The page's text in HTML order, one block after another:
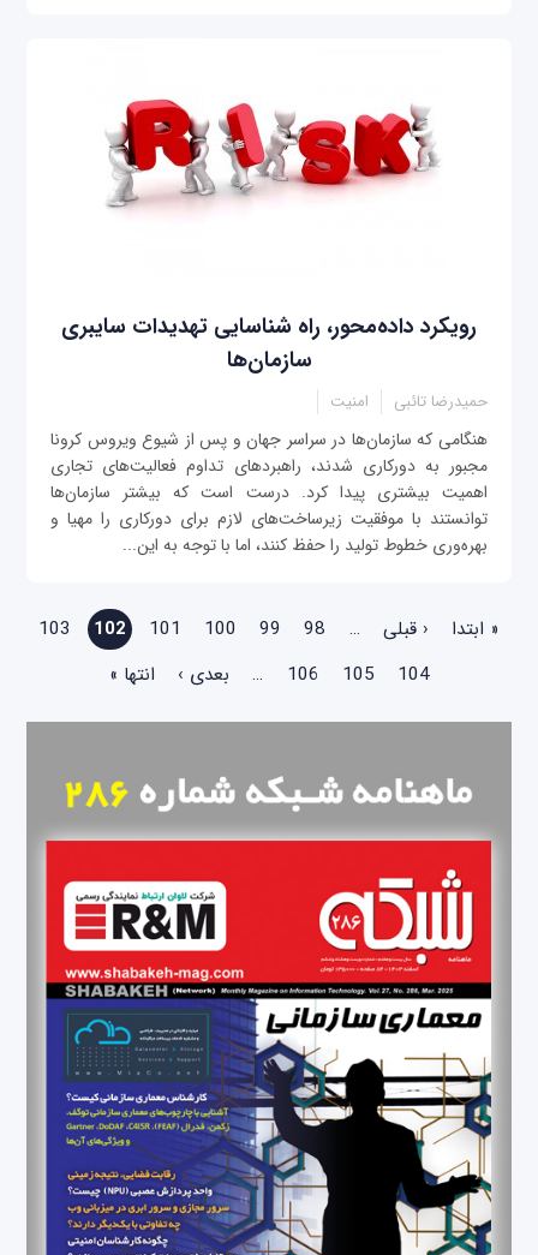
رویکرد داده‌محور، راه شناسایی تهدیدات سایبری
سازمان‌ها
حمیدرضا تائبی امنیت
‌هنگامی که سازمان‌ها در سراسر جهان و پس از شیوع ویروس کرونا
مجبور به دورکاری شدند، راهبردهای تداوم فعالیت‌های تجاری
اهمیت بیشتری پیدا کرد. درست است که بیشتر سازمان‌ها
توانستند با موفقیت زیرساخت‌های لازم برای دورکاری را مهیا و
بهره‌وری خطوط تولید را حفظ کنند، اما با توجه به این‌...
صفحه‌ها
« ابتدا ‹ قبلی …
98
99
100
101
102
103
104
105
106
… بعدی › انتها »